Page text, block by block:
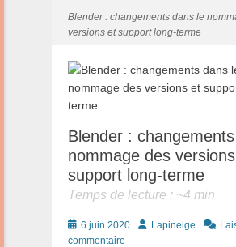
Blender : changements dans le
versions et support long-terme
Blender :
nommage des
support long-terme
Temps de lecture : ~4 min
Posté
le
6 juin 2020 AuteurLapineige
commentaire